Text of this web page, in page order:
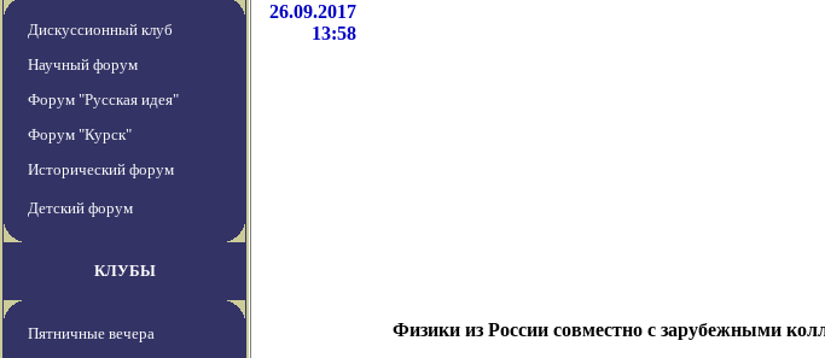
Дискуссионный клуб
Научный форум
Форум "Русская идея"
Форум "Курск"
Исторический форум
Детский форум
КЛУБЫ
Пятничные вечера
26.09.2017
13:58
Физики из России совместно с зарубежными